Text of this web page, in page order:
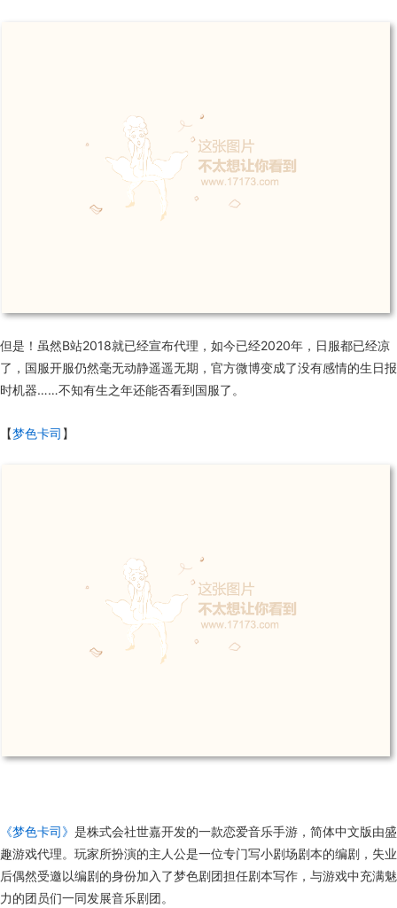
但是！虽然B站2018就已经宣布代理，如今已经2020年，日服都已经凉
了，国服开服仍然毫无动静遥遥无期，官方微博变成了没有感情的生日报
时机器……不知有生之年还能否看到国服了。
【梦色卡司 】
《梦色卡司》 是株式会社世嘉开发的一款恋爱音乐手游，简体中文版由盛
趣游戏代理。玩家所扮演的主人公是一位专门写小剧场剧本的编剧，失业
后偶然受邀以编剧的身份加入了梦色剧团担任剧本写作，与游戏中充满魅
力的团员们一同发展音乐剧团。